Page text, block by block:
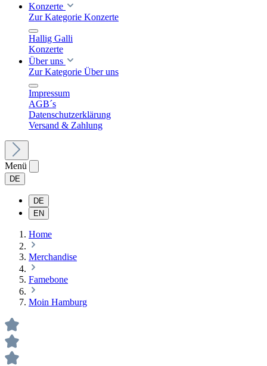
Konzerte
Zur Kategorie Konzerte
Hallig Galli
Konzerte
Über uns
Zur Kategorie Über uns
Impressum
AGB´s
Datenschutzerklärung
Versand & Zahlung
Menü
DE
DE
EN
Home
Merchandise
Famebone
Moin Hamburg